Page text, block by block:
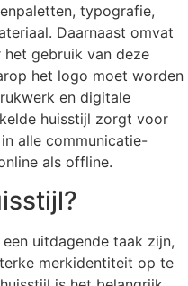
typografie,
Daarnaast omvat
gebruik van deze
het logo moet worden
en digitale
huisstijl zorgt voor
alle communicatie-
als offline.
uitdagende taak zijn,
merkidentiteit op te